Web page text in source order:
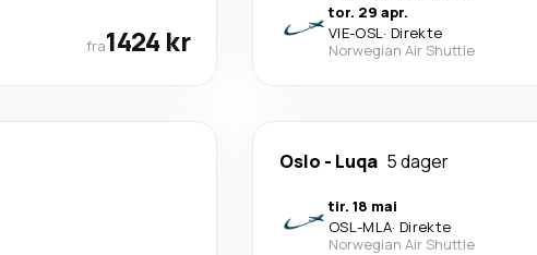
fra1424 kr
tor. 29 apr.
VIE-OSL· Direkte
Norwegian Air Shuttle
Oslo - Luqa 5 dager
tir. 18 mai
OSL-MLA· Direkte
Norwegian Air Shuttle